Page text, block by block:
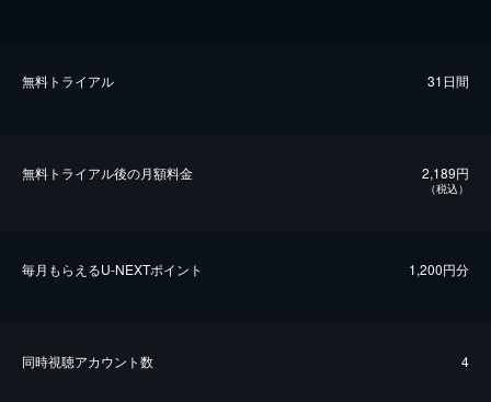
無料トライアル 31日間
無料トライアル後の⽉額料金 2,189円
（税込）
毎⽉もらえるU-NEXTポイント 1,200円分
同時視聴アカウント数 4